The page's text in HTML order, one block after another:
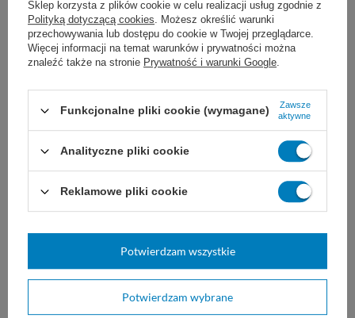
profesjonalnych. Zasadniczo zaleca się
noszenie rękawic podczas prac ręcznych
z zastosowaniem środków
dezynfekujących.
Aby zapewnić oszczędne i kontrolowane
dozowanie, zaleca się stosowanie
ręcznych akcesoriów pomocniczych do
dozowania.
Proces obróbki musi się odbywać
zgodnie z przepisami prawa dotyczącymi
wyrobów medycznych oraz
Sklep korzysta z plików cookie w celu realizacji usług zgodnie z
Polityką dotyczącą cookies. Możesz określić warunki
przechowywania lub dostępu do cookie w Twojej przeglądarce.
Więcej informacji na temat warunków i prywatności można
znaleźć także na stronie Prywatność i warunki Google.
Funkcjonalne pliki cookie (wymagane)
Zawsze
aktywne
Analityczne pliki cookie
Reklamowe pliki cookie
Potwierdzam wybrane
Potwierdzam wszystkie